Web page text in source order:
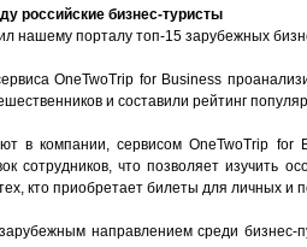
российские бизнес-туристы
нашему порталу топ-15 зарубежных
OneTwoTrip for Business
и составили рейтинг
в компании, сервисом OneTwoTrip for
сотрудников, что позволяет изучить
кто приобретает билеты для личных и
направлением среди бизнес-